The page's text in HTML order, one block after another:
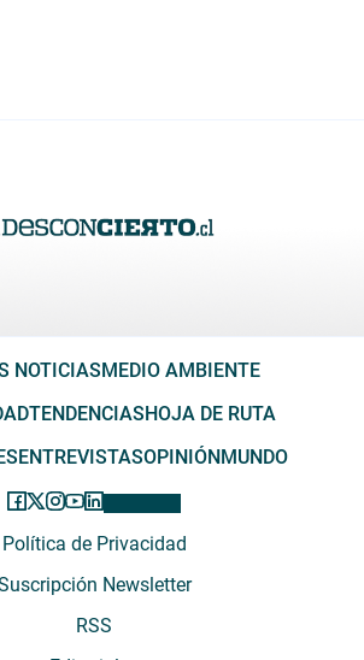
NOTICIASMEDIO AMBIENTE
TENDENCIASHOJA DE RUTA
ENTREVISTASOPINIÓNMUNDO
Política de Privacidad
Newsletter
RSS